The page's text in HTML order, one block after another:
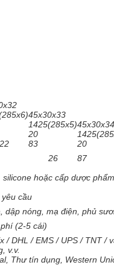
45x30x33
1425(285x5)45x30x34
20
22 83 20
26 87
silicone hoặc cấp dược phẩm
yêu cầu
dập nóng, mạ điện, phủ
(2-5 cái)
/ DHL / EMS / UPS / TNT /
v.v.
Thư tín dụng, Western